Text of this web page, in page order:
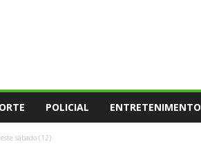
POLICIAL ENTRETENIMENTO
sábado (12)